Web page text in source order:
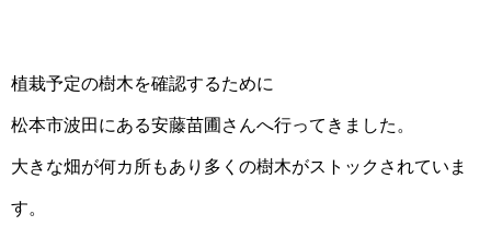
植栽予定の樹木を確認するために
松本市波田にある安藤苗圃さんへ行ってきました。
大きな畑が何カ所もあり多くの樹木がストックされていま
す。